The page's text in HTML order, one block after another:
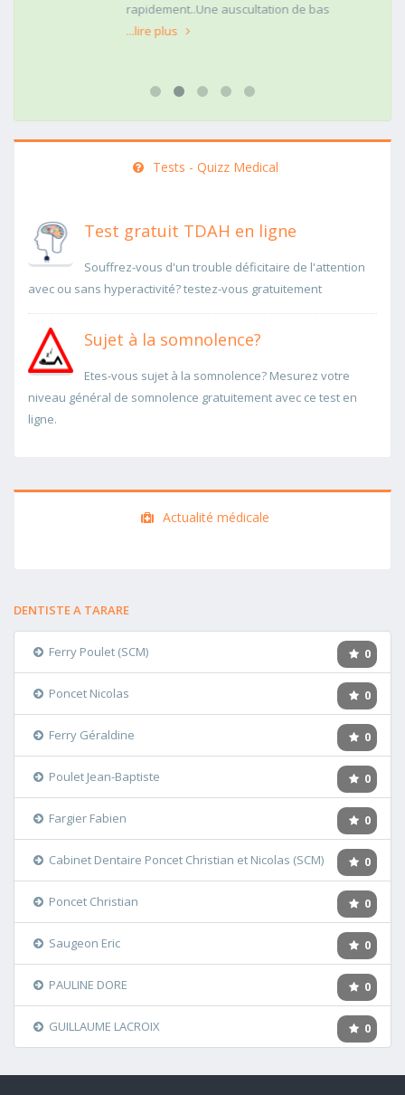
rapidement..Une auscultation de bas
Tests - Quizz Medical
Test gratuit TDAH en ligne
Souffrez-vous d'un trouble déficitaire de l'attention
avec ou sans hyperactivité? testez-vous gratuitement
Sujet à la somnolence?
Etes-vous sujet à la somnolence? Mesurez votre
niveau général de somnolence gratuitement avec ce test en
ligne.
Actualité médicale
DENTISTE A TARARE
0
Ferry Poulet (SCM)
0
Poncet Nicolas
0
Ferry Géraldine
0
Poulet Jean-Baptiste
0
Fargier Fabien
0
Cabinet Dentaire Poncet Christian et Nicolas (SCM)
0
Poncet Christian
0
Saugeon Eric
0
PAULINE DORE
0
GUILLAUME LACROIX